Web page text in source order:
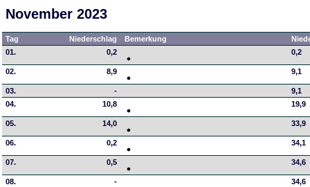
November 2023
Tag Niederschlag Bemerkung
01.
0,2 0,2
02. 8,9 9,1
03. -
9,1
04.
10,8 19,9
05. 14,0 33,9
06. 0,2 34,1
07. 0,5 34,6
08. -
34,6